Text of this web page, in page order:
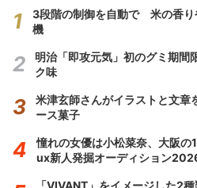
3段階の制御を自動で 米の香り
機
明治「即攻元気」初のグミ期
ク味
米津玄師さんがイラストと文章
ース菓子
憧れの女優は小松菜奈、大阪
ux新人発掘オーディション
「VIVANT」をイメージした2